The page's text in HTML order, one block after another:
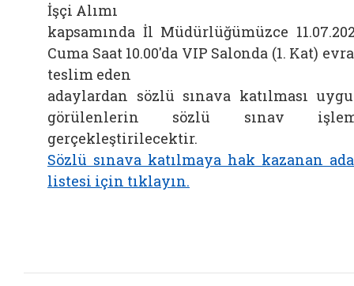
İşçi Alımı
kapsamında İl Müdürlüğümüzce
Cuma Saat 10.00'da VIP Salonda (1. Kat)
teslim eden
adaylardan sözlü sınava katılması
görülenlerin sözlü sınav
gerçekleştirilecektir.
Sözlü sınava katılmaya hak kazanan
listesi için tıklayın.